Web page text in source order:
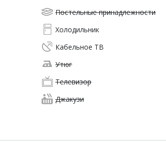
Постельные принадлежности
Холодильник
Кабельное ТВ
Утюг
Телевизор
Джакузи